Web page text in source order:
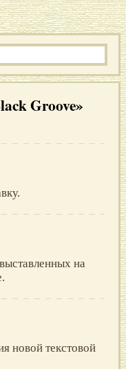
Groove»
на
новой текстовой